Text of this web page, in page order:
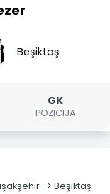
Beşiktaş
GK
POZICIJA
-> Beşiktaş